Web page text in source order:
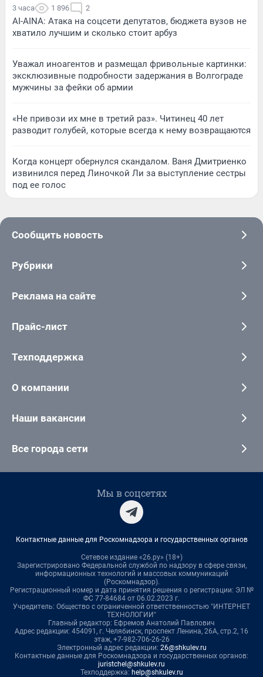
3 часа 1 896 2
AI-AINA: Атака на соцсети депутатов, бюджета вузов не
хватило лучшим и сколько стоит арбуз
Уважал иноагентов и размещал фривольные картинки:
эксклюзивные подробности задержания в Волгограде
мужчины за фейки об армии
«Не привози их мне в третий раз». Читинец 40 лет
разводит голубей, которые всегда к нему возвращаются
Когда концерт обернулся скандалом. Ваня Дмитриенко
извинился перед Линочкой Ли за выступление сестры
под ее голос
Сообщить новость
Рубрики
Реклама на сайте
Прайс-лист
Техподдержка
О компании
Наши вакансии
Все города сети
Мы в соцсетях
Контактные данные для Роскомнадзора и государственных органов
Сетевое издание «26.ру» (18+)
Зарегистрировано Федеральной службой по надзору в сфере связи,
информационных технологий и массовых коммуникаций
(Роскомнадзор).
Регистрационный номер и дата принятия решения о регистрации: ЭЛ №
ФС 77-84684 от 06.02.2023 г.
Учредитель: Общество с ограниченной ответственностью "ИНТЕРНЕТ
ТЕХНОЛОГИИ"
Главный редактор: Ефремов Анатолий Павлович
Адрес редакции: 454091, г. Челябинск, проспект Ленина, 26А, стр.2, 16
этаж, +7-982-706-26-26
Электронный адрес редакции: 26@shkulev.ru
Контактные данные для Роскомнадзора и государственных органов:
juristchel@shkulev.ru
Техподдержка: help@shkulev.ru